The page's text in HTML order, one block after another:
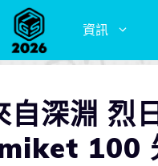
資訊
深淵 烈
100